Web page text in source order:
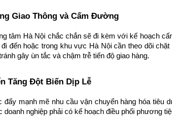
Giao Thông và Cấm Đường
tâm Hà Nội chắc chắn sẽ đi kèm với kế hoạch
đến hoặc trong khu vực Hà Nội cần theo dõi
gây ùn tắc và chậm trễ tiến độ giao hàng.
Tăng Đột Biến Dịp Lễ
đẩy mạnh mẽ nhu cầu vận chuyển hàng hóa
doanh nghiệp phải có kế hoạch điều phối phương